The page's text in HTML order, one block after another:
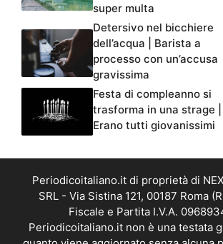
super multa
Detersivo nel bicchiere
dell’acqua | Barista a
processo con un’accusa
gravissima
Festa di compleanno si
trasforma in una strage |
Erano tutti giovanissimi
Periodicoitaliano.it di proprietà di
SRL - Via Sistina 121, 00187 Roma
Fiscale e Partita I.V.A.
Periodicoitaliano.it non è una testata